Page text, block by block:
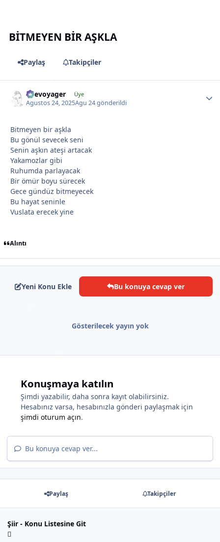
BİTMEYEN BİR AŞKLA
Paylaş Takipçiler
likevoyager Üye
Agustos 24, 2025Agu 24gönderildi
Bitmeyen bir aşkla
Bu gönül sevecek seni
Senin aşkın ateşi artacak
Yakamozlar gibi
Ruhumda parlayacak
Bir ömür boyu sürecek
Gece gündüz bitmeyecek
Bu hayat seninle
Vuslata erecek yine
Alıntı
Yeni Konu Ekle Bu konuya cevap ver
Gösterilecek yayın yok
Konuşmaya katılın
Şimdi yazabilir, daha sonra kayıt olabilirsiniz.
Hesabınız varsa, hesabınızla gönderi paylaşmak için
şimdi oturum açın.
Bu konuya cevap ver...
Paylaş Takipçiler
Şiir - Konu Listesine Git
*